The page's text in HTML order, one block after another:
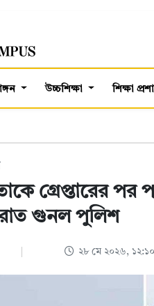
উচ্চশিক্ষা শিক্ষা
গ্রেপ্তারের পর
গুনল পুলিশ
২৮ মে ২০২৬,